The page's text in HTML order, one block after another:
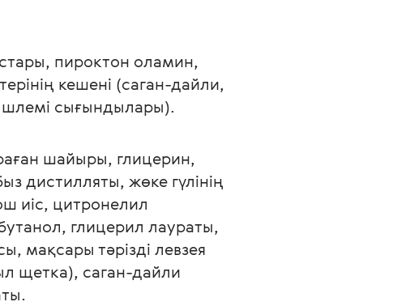
пироктон оламин,
кешені (саган-дайли,
сығындылары).
шайыры, глицерин,
дистилляты, жөке гүлінің
иіс, цитронелил
глицерил лаураты,
мақсары тәрізді левзея
щетка), саган-дайли